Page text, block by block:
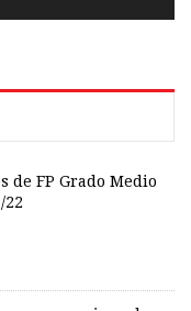
de FP Grado Medio
22